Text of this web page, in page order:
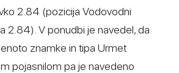
2.84 (pozicija Vodovodni
2.84). V ponudbi je navedel, da
znamke in tipa Urmet
pojasnilom pa je navedeno